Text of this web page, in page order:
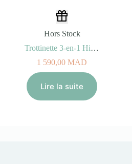
Hors Stock
Trottinette 3-en-1 Highwaykick 1 Push and Go – Wildberry
1 590,00 MAD
Lire la suite